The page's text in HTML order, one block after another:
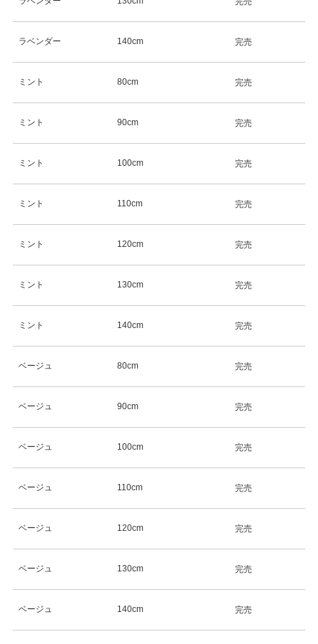
ラベンダー 140cm 完売
ミント 80cm 完売
ミント 90cm 完売
ミント 100cm 完売
ミント 110cm 完売
ミント 120cm 完売
ミント 130cm 完売
ミント 140cm 完売
ベージュ 80cm 完売
ベージュ 90cm 完売
ベージュ 100cm 完売
ベージュ 110cm 完売
ベージュ 120cm 完売
ベージュ 130cm 完売
ベージュ 140cm 完売